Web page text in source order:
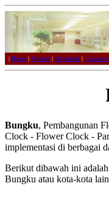
| Home | Product | Download | Contact
Bungku, Pembangunan
Clock - Flower Clock -
implementasi di berbagai
Berikut dibawah ini
Bungku atau kota-kota